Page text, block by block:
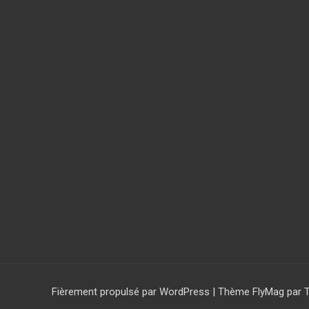
Fièrement propulsé par WordPress | Thème FlyMag par